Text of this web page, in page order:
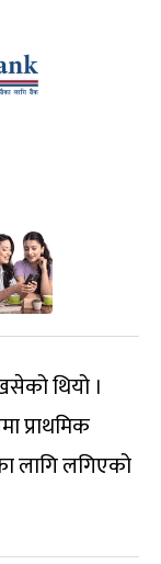
थियो ।
प्राथमिक
लागि लगिएको